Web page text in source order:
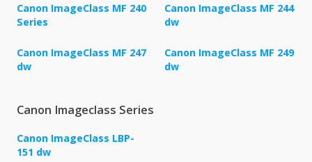
Canon ImageClass MF 240
Series
Canon ImageClass MF 244
dw
Canon ImageClass MF 247
dw
Canon ImageClass MF 249
dw
Canon Imageclass Series
Canon ImageClass LBP-
151 dw